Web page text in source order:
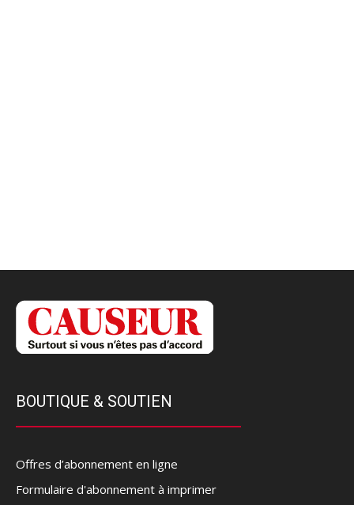
BOUTIQUE & SOUTIEN
Offres d’abonnement en ligne
Formulaire d'abonnement à imprimer